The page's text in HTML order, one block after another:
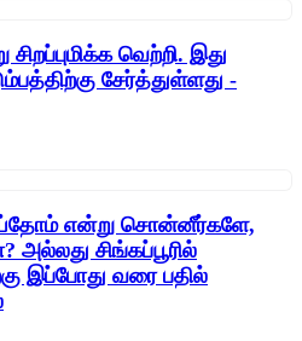
வெற்றி. இது
சேர்த்துள்ளது -
என்று சொன்னீர்களே,
சிங்கப்பூரில்
இப்போது வரை பதில்